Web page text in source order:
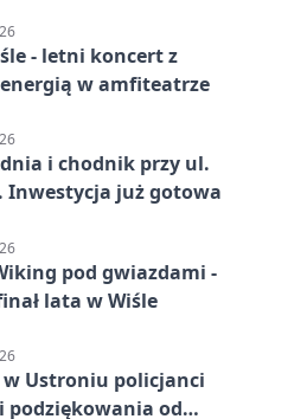
- letni koncert z
w amfiteatrze
i chodnik przy ul.
Inwestycja już gotowa
pod gwiazdami -
lata w Wiśle
Ustroniu policjanci
podziękowania od